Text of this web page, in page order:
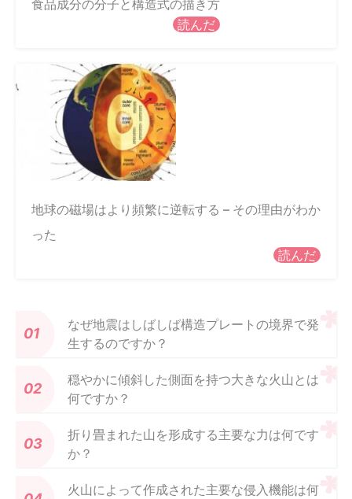
食品成分の分子と構造式の描き方
読んだ
地球の磁場はより頻繁に逆転する – その理由がわか
った
読んだ
なぜ地震はしばしば構造プレートの境界で発
生するのですか？
穏やかに傾斜した側面を持つ大きな火山とは
何ですか？
折り畳まれた山を形成する主要な力は何です
か？
火山によって作成された主要な侵入機能は何